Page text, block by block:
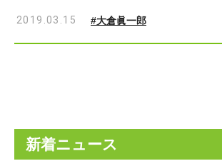
2019.03.15 #大倉眞一郎
新着ニュース